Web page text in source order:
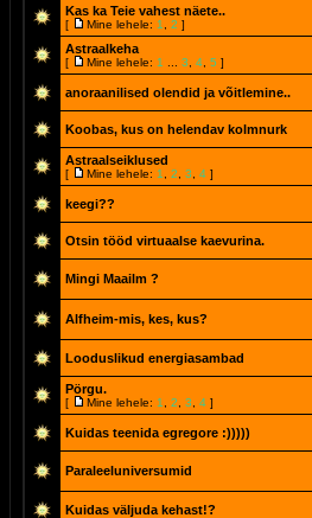
Kas ka Teie vahest näete..
[ Mine lehele: 1 2 ]
Astraalkeha
[ Mine lehele: 1 3 4 5 ]
anoraanilised olendid ja võitlemine..
Koobas, kus on helendav kolmnurk
Astraalseiklused
[ Mine lehele: 1 2 3 4 ]
keegi??
Otsin tööd virtuaalse kaevurina.
Mingi Maailm ?
Alfheim-mis, kes, kus?
Looduslikud energiasambad
Pörgu.
[ Mine lehele: 1 2 3 4 ]
Kuidas teenida egregore :)))))
Paraleeluniversumid
Kuidas väljuda kehast!?